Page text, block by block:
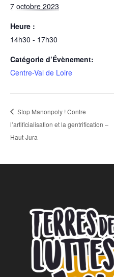
7 octobre 2023
Heure :
14h30 - 17h30
Catégorie d’Évènement:
Centre-Val de Loire
Stop Manonpoly ! Contre
l’artificialisation et la gentrification –
Haut-Jura